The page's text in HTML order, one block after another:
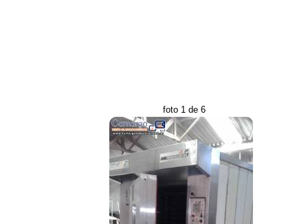
foto 1 de 6